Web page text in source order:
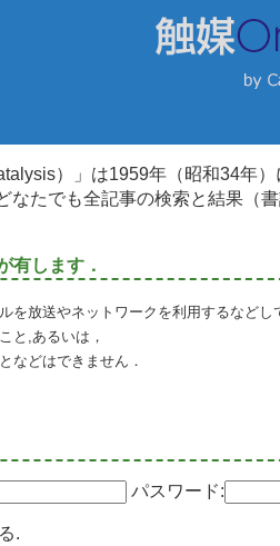
）」は1959年（昭和34年
なたでも全記事の検索と結果（
有します．
を放送やネットワークを利用するなど
と,あるいは，
などはできません．
パスワード:
.